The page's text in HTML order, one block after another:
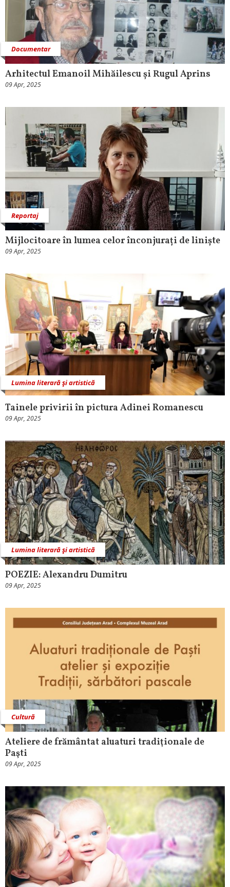
Documentar
Arhitectul Emanoil Mihăilescu și Rugul Aprins
09 Apr, 2025
Reportaj
Mijlocitoare în lumea celor înconjurați de liniște
09 Apr, 2025
Lumina literară şi artistică
Tainele privirii în pictura Adinei Romanescu
09 Apr, 2025
Lumina literară şi artistică
POEZIE: Alexandru Dumitru
09 Apr, 2025
Cultură
Ateliere de frământat aluaturi tradiţionale de
Paşti
09 Apr, 2025